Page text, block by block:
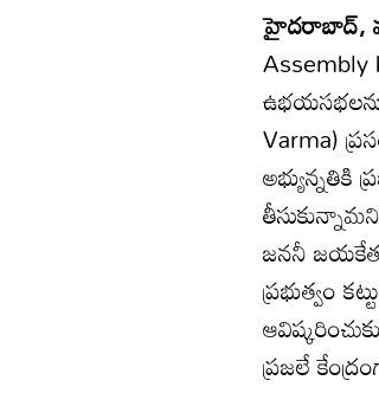
హైదరాబాద్,
ఉభయసభలను
Varma)
అభ్యున్నతికి
జననీ
ప్రభుత్వం
ప్రజలే